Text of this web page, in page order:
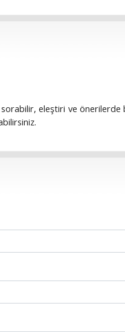
sorabilir, eleştiri ve